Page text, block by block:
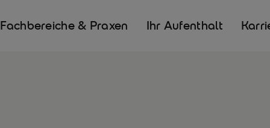
Fachbereiche & Praxen Ihr Aufenthalt